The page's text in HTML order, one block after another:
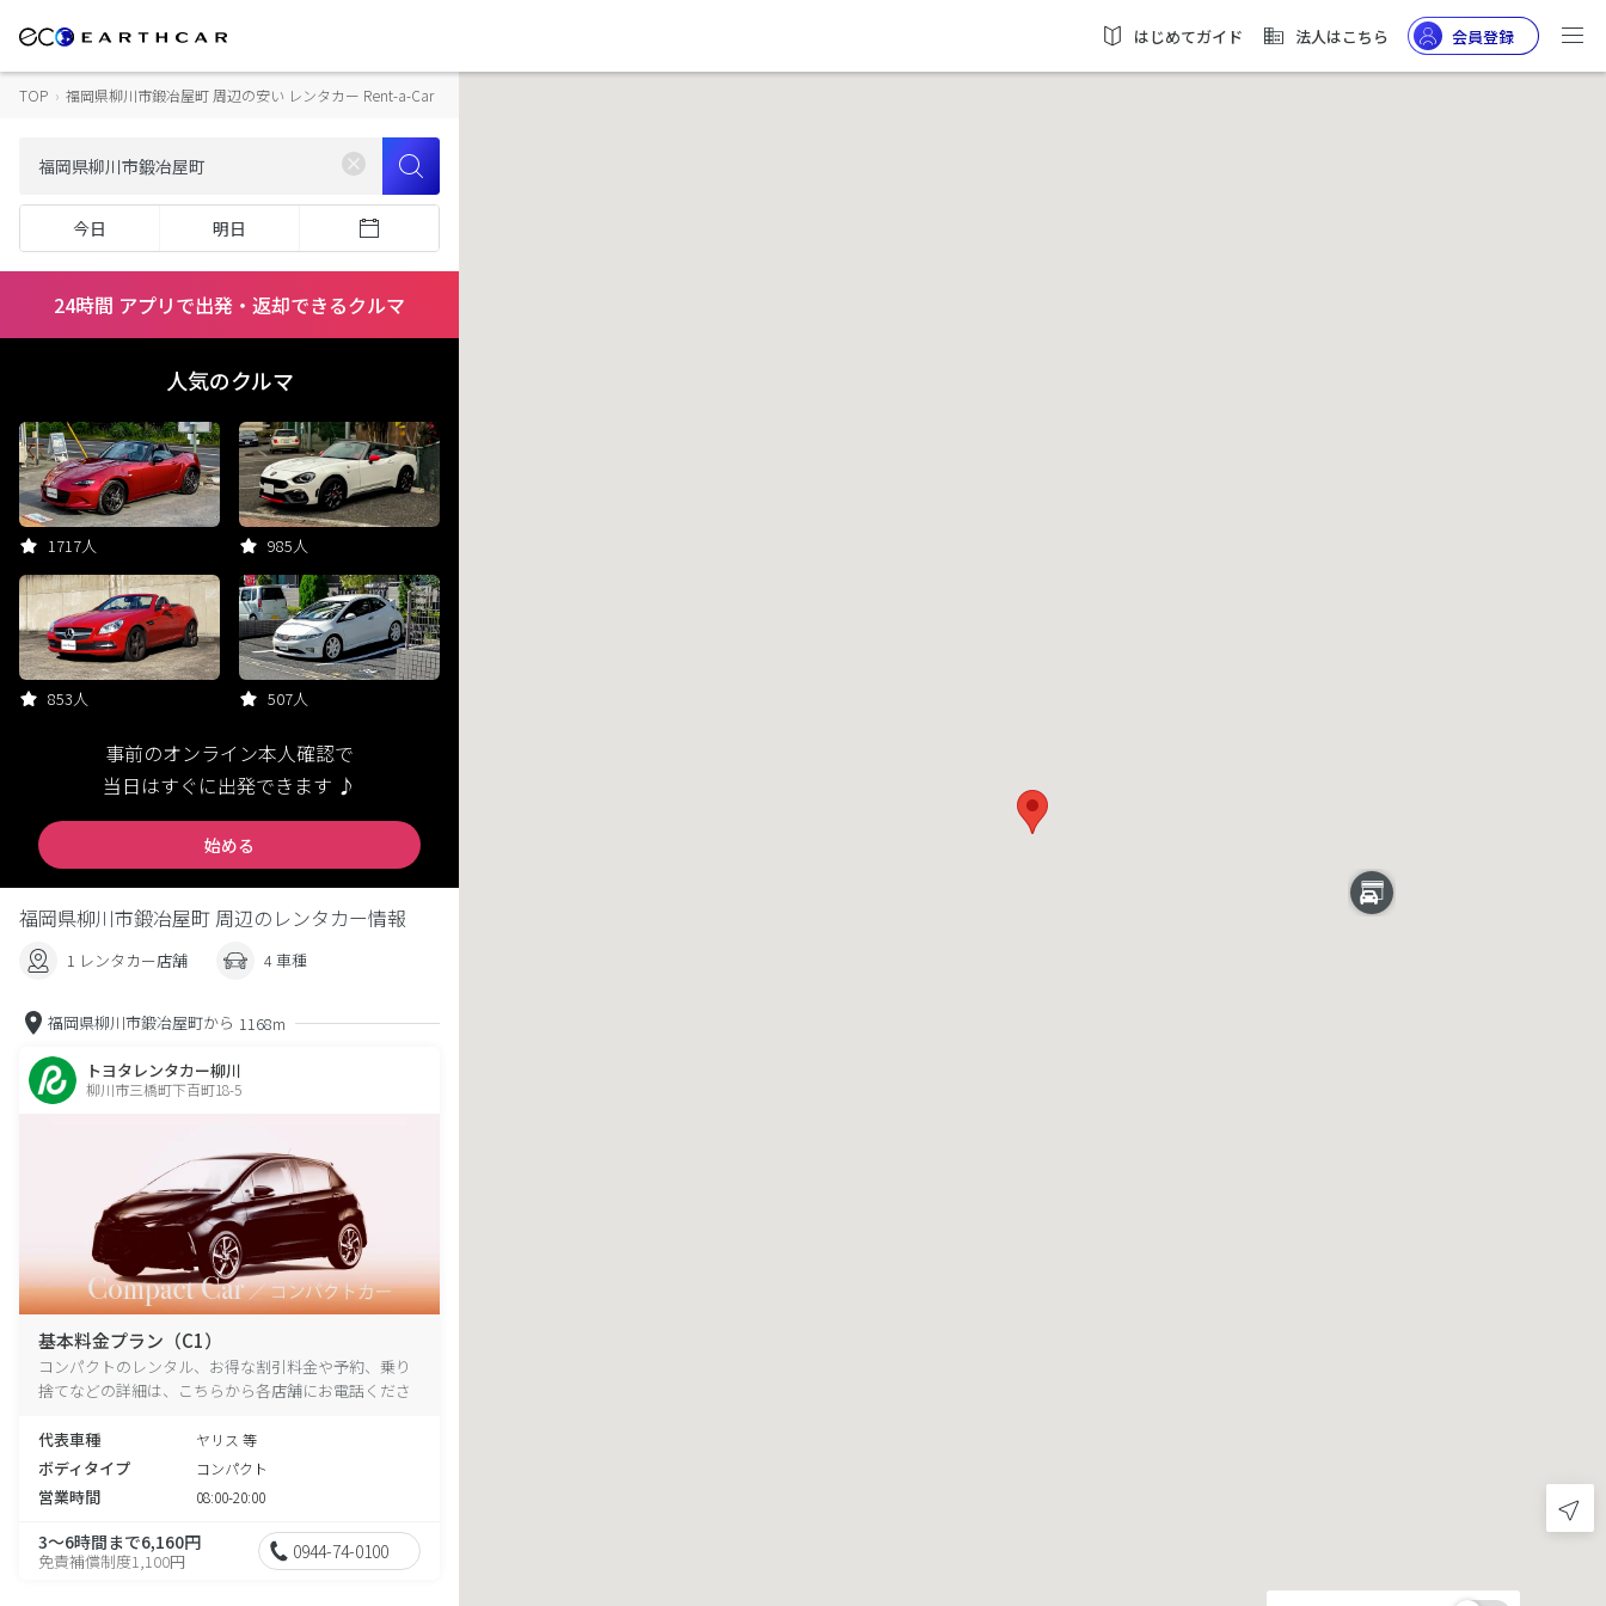
はじめてガイド 法人はこちら 会員登録
TOP › 福岡県柳川市鍛冶屋町 周辺の安い レンタカー Rent-a-Car
今日 明日
24時間 アプリで出発・返却できるクルマ
人気のクルマ
1717人 985人
853人 507人
事前のオンライン本人確認で
当日はすぐに出発できます ♪
始める
福岡県柳川市鍛冶屋町 周辺のレンタカー情報
1 レンタカー店舗 4 車種
福岡県柳川市鍛冶屋町から 1168m
トヨタレンタカー柳川
柳川市三橋町下百町18-5
基本料金プラン（C1）
コンパクトのレンタル、お得な割引料金や予約、乗り
捨てなどの詳細は、こちらから各店舗にお電話くださ
代表車種
ヤリス 等
ボディタイプ コンパクト
営業時間 08:00-20:00
3～6時間まで6,160円
免責補償制度1,100円 0944-74-0100